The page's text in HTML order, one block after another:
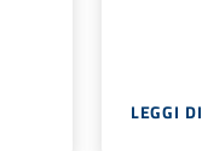
LEGGI